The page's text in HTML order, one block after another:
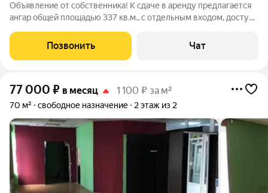
Объявление от собственника! К сдаче в аренду предлагается
ангар общей площадью 337 кв.м., с отдельным входом, доступ
назначение, наличие парковочных мест не менее 10. Развитая
инфраструктура .
Позвонить Чат
77 000 ₽ в месяц 1 100 ₽ за м²
70 м² свободное назначение 2 этаж из 2